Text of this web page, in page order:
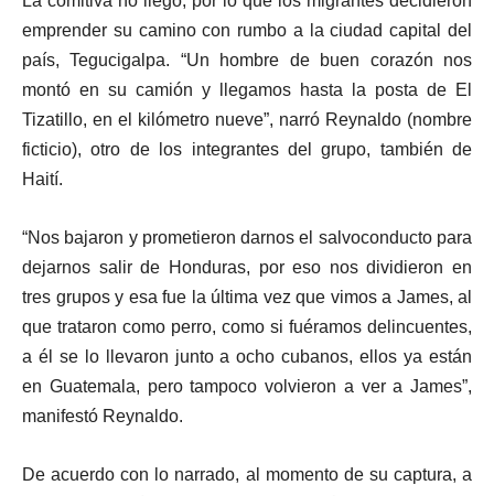
emprender su camino con rumbo a la ciudad capital del
país, Tegucigalpa. “Un hombre de buen corazón nos
montó en su camión y llegamos hasta la posta de El
Tizatillo, en el kilómetro nueve”, narró Reynaldo (nombre
ficticio), otro de los integrantes del grupo, también de
Haití.
“Nos bajaron y prometieron darnos el salvoconducto para
dejarnos salir de Honduras, por eso nos dividieron en
tres grupos y esa fue la última vez que vimos a James, al
que trataron como perro, como si fuéramos delincuentes,
a él se lo llevaron junto a ocho cubanos, ellos ya están
en Guatemala, pero tampoco volvieron a ver a James”,
manifestó Reynaldo.
De acuerdo con lo narrado, al momento de su captura, a